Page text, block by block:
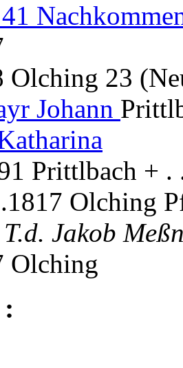
Olching 23
Johann
Prittlbach + .
Olching
T.d. Jakob
Olching